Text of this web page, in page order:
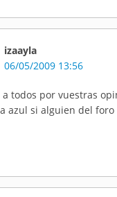
izaayla
06/05/2009 13:56
a todos por vuestras
azul si alguien del foro